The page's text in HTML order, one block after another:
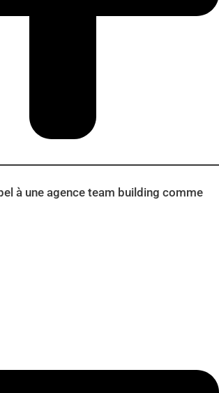
à une agence team building comme